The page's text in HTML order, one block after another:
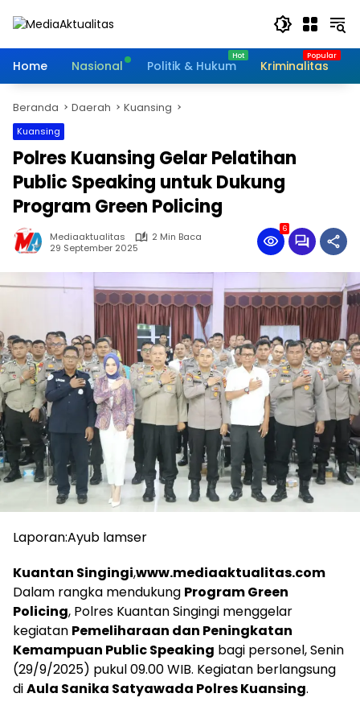
Home
Nasional Politik & Hukum Kriminalitas
Beranda Daerah Kuansing
Kuansing
Polres Kuansing Gelar Pelatihan
Public Speaking untuk Dukung
Program Green Policing
Mediaaktualitas
2 Min Baca
29 September 2025
6
Laporan:Ayub lamser
Kuantan Singingi,www.mediaaktualitas.com
Dalam rangka mendukung Program Green
Policing, Polres Kuantan Singingi menggelar
kegiatan Pemeliharaan dan Peningkatan
Kemampuan Public Speaking bagi personel, Senin
(29/9/2025) pukul 09.00 WIB. Kegiatan berlangsung
diAula Sanika Satyawada Polres Kuansing.